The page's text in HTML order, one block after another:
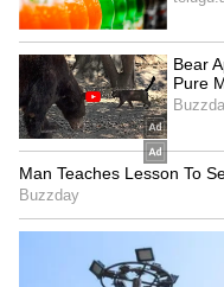
adah Sharma
నితిన్ హీరోగా.. పూరీ
హార్ట్ ఎటాక్ సినిమాలో
బ్యూటీ. ఆ తరువాత